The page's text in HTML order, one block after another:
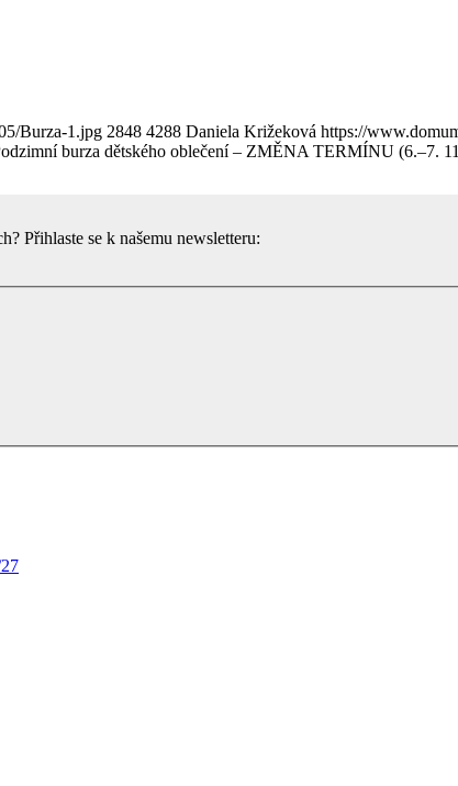
Burza-1.jpg 2848 4288 Daniela Križeková https://
burza dětského oblečení – ZMĚNA TERMÍNU (6.–7.
Přihlaste se k našemu newsletteru: